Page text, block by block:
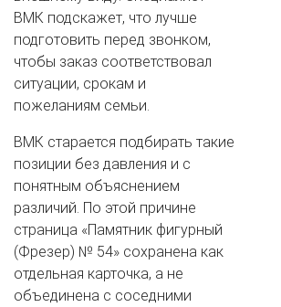
ВМК подскажет, что лучше
подготовить перед звонком,
чтобы заказ соответствовал
ситуации, срокам и
пожеланиям семьи.
ВМК старается подбирать такие
позиции без давления и с
понятным объяснением
различий. По этой причине
страница «Памятник фигурный
(Фрезер) № 54» сохранена как
отдельная карточка, а не
объединена с соседними